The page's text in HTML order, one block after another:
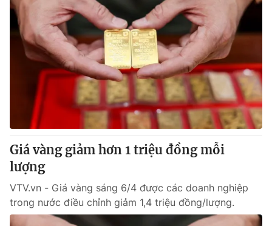
Giá vàng giảm hơn 1 triệu đồng mỗi
lượng
VTV.vn - Giá vàng sáng 6/4 được các doanh nghiệp
trong nước điều chỉnh giảm 1,4 triệu đồng/lượng.